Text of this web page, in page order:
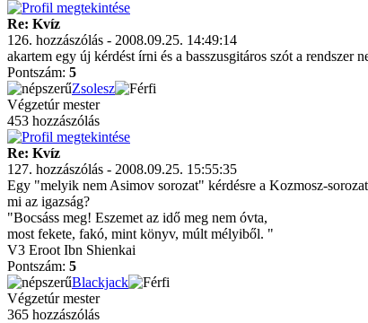
Re: Kvíz
126. hozzászólás - 2008.09.25. 14:49:14
akartem egy új kérdést írni és a basszusgitáros szót a
Pontszám: 5
Zsolesz
Végzetúr mester
453 hozzászólás
Re: Kvíz
127. hozzászólás - 2008.09.25. 15:55:35
Egy "melyik nem Asimov sorozat" kérdésre a Kozmosz-
mi az igazság?
"Bocsáss meg! Eszemet az idő meg nem óvta,
most fekete, fakó, mint könyv, múlt mélyiből. "
V3 Eroot Ibn Shienkai
Pontszám: 5
Blackjack
Végzetúr mester
365 hozzászólás